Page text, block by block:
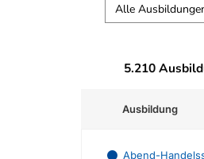
Alle
5.210
Ausbildung
Abend-